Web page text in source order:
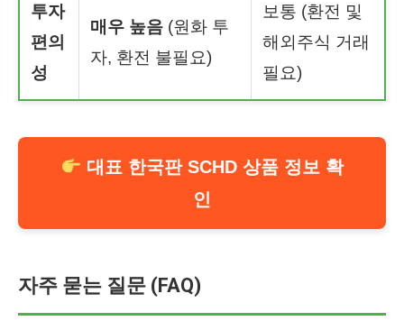
투자
편의
성
매우 높음 (원화 투
자, 환전 불필요)
보통 (환전 및
해외주식 거래
필요)
대표 한국판 SCHD 상품 정보 확
인
자주 묻는 질문 (FAQ)